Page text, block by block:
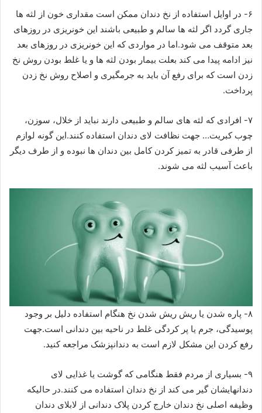
۶- در اوایل استفاده از نخ دندان ممکن است مقداری خون از لثه ها
جاری گردد اگر لثه ها سالم و طبیعی باشند این خونریزی در روزهای
بعد متوقف می شود.اما در مواردی که این خونریزی در روزهای بعد
نیز ادامه پیدا می کند بعلت بیمار بودن لثه ها و یا غلط بودن روش نخ
زدن است که برای رفع آن باید به جرمگیری و اصلاح روش نخ زدن
پرداخت.
۷- افرادی که لثه های سالم و طبیعی دارند نباید از خلال، سوزن،
چوب کبریت… جهت نظافت لای دندان استفاده کنند.این گونه لوازم
از طرفی قادر به تمیز کردن کامل بین دندان ها نبوده و از طرف دیگر
باعث آسیب لثه می شوند.
۸- پاره شدن یا ریش ریش شدن نخ هنگام استفاده دلیل بر وجود
پوسیدگی، جرم یا پر کردگی غلط در ناحیه بین دندانی است.جهت
رفع کردن این مشکل لازم است به دندانپزشک مراجعه کنید.
۹- بسیاری از مردم فقط هنگامی که گوشت یا غذایی لای
دندانهایشان گیر می کند از نخ دندان استفاده می کنند.در حالیکه
وظیفه اصلی نخ دندان خارج کردن پلاک دندانی از لابلای دندان